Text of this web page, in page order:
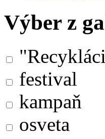
Výber z
festival
kampaň
osveta